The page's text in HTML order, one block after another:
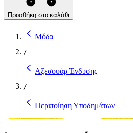
Προσθήκη στο καλάθι
Μόδα
/
Αξεσουάρ Ένδυσης
/
Περιποίηση Υποδημάτων